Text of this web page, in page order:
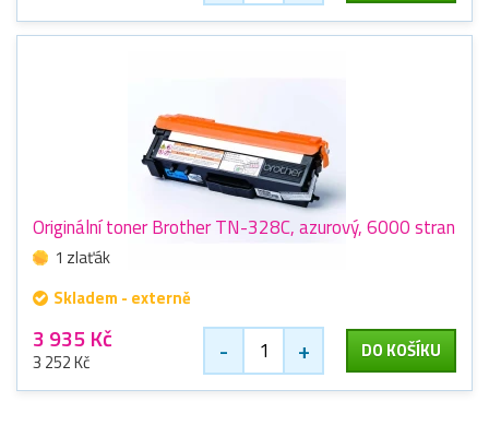
Originální toner Brother TN-328C, azurový, 6000 stran
1 zlaťák
Skladem - externě
3 935 Kč
3 252 Kč - + DO KOŠÍKU